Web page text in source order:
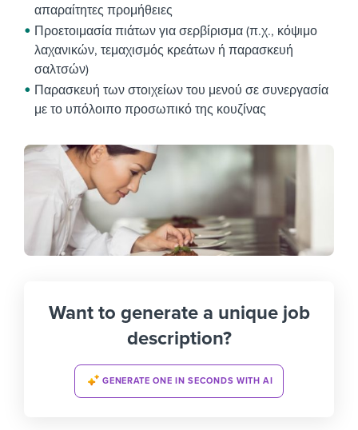
απαραίτητες προμήθειες
Προετοιμασία πιάτων για σερβίρισμα (π.χ., κόψιμο
λαχανικών, τεμαχισμός κρεάτων ή παρασκευή
σαλτσών)
Παρασκευή των στοιχείων του μενού σε συνεργασία
με το υπόλοιπο προσωπικό της κουζίνας
Want to generate a unique job
description?
GENERATE ONE IN SECONDS WITH AI